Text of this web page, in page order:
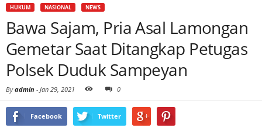
HUKUM NASIONAL NEWS
Bawa Sajam, Pria Asal Lamongan
Gemetar Saat Ditangkap Petugas
Polsek Duduk Sampeyan
Byadmin - Jan 29, 2021 0
Facebook Twitter